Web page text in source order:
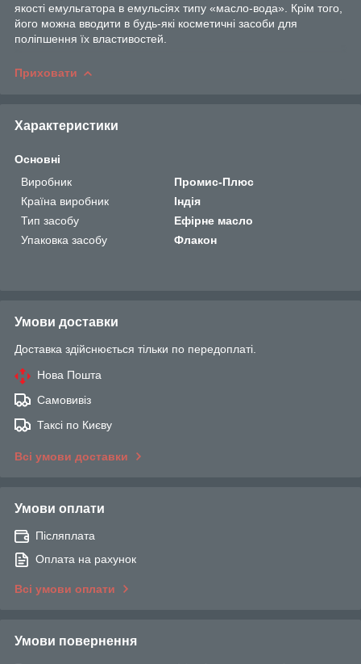
якості емульгатора в емульсіях типу «масло-вода». Крім того,
його можна вводити в будь-які косметичні засоби для
поліпшення їх властивостей.
Приховати
Характеристики
Основні
Виробник
Промис-Плюс
Країна виробник
Індія
Тип засобу
Ефірне масло
Упаковка засобу
Флакон
Умови доставки
Доставка здійснюється тільки по передоплаті.
Нова Пошта
Самовивіз
Таксі по Києву
Всі умови доставки
Умови оплати
Післяплата
Оплата на рахунок
Всі умови оплати
Умови повернення